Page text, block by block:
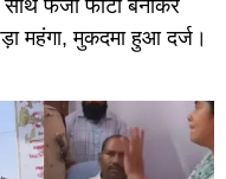
फर्जी फोटो बनाकर
महंगा, मुकदमा हुआ दर्ज।